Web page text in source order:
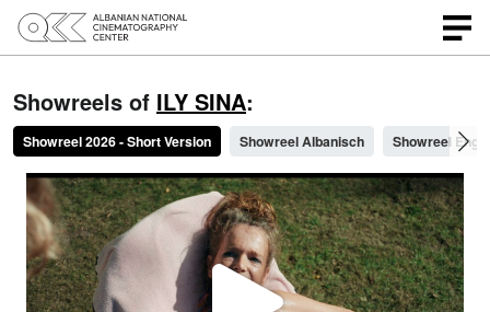
Showreels of ILY SINA:
Showreel 2026 - Short Version Showreel Albanisch Showreel